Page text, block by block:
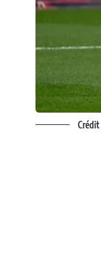
Crédit